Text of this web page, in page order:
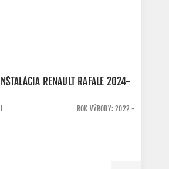
RENAULT RAFALE 2024-
ROK VÝROBY: 2022 -